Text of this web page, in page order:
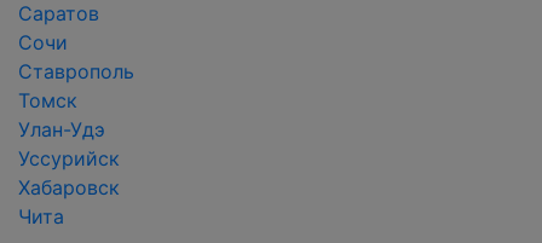
Саратов
Сочи
Ставрополь
Томск
Улан-Удэ
Уссурийск
Хабаровск
Чита